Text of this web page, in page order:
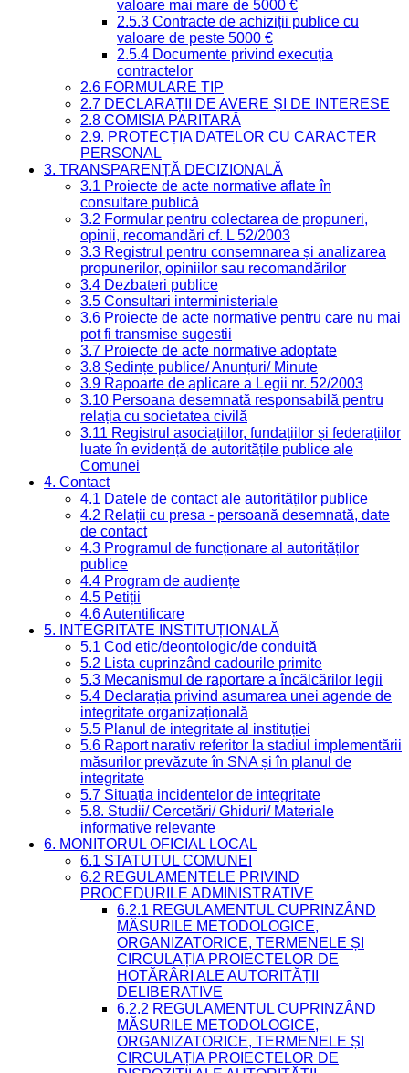
valoare mai mare de 5000 €
2.5.3 Contracte de achiziții publice cu
valoare de peste 5000 €
2.5.4 Documente privind execuția
contractelor
2.6 FORMULARE TIP
2.7 DECLARAȚII DE AVERE ȘI DE INTERESE
2.8 COMISIA PARITARĂ
2.9. PROTECȚIA DATELOR CU CARACTER
PERSONAL
3. TRANSPARENȚĂ DECIZIONALĂ
3.1 Proiecte de acte normative aflate în
consultare publică
3.2 Formular pentru colectarea de propuneri,
opinii, recomandări cf. L 52/2003
3.3 Registrul pentru consemnarea și analizarea
propunerilor, opiniilor sau recomandărilor
3.4 Dezbateri publice
3.5 Consultari interministeriale
3.6 Proiecte de acte normative pentru care nu mai
pot fi transmise sugestii
3.7 Proiecte de acte normative adoptate
3.8 Ședințe publice/ Anunțuri/ Minute
3.9 Rapoarte de aplicare a Legii nr. 52/2003
3.10 Persoana desemnată responsabilă pentru
relația cu societatea civilă
3.11 Registrul asociațiilor, fundațiilor și federațiilor
luate în evidență de autoritățile publice ale
Comunei
4. Contact
4.1 Datele de contact ale autorităților publice
4.2 Relații cu presa - persoană desemnată, date
de contact
4.3 Programul de funcționare al autorităților
publice
4.4 Program de audiențe
4.5 Petiții
4.6 Autentificare
5. INTEGRITATE INSTITUȚIONALĂ
5.1 Cod etic/deontologic/de conduită
5.2 Lista cuprinzând cadourile primite
5.3 Mecanismul de raportare a încălcărilor legii
5.4 Declarația privind asumarea unei agende de
integritate organizațională
5.5 Planul de integritate al instituției
5.6 Raport narativ referitor la stadiul implementării
măsurilor prevăzute în SNA și în planul de
integritate
5.7 Situația incidentelor de integritate
5.8. Studii/ Cercetări/ Ghiduri/ Materiale
informative relevante
6. MONITORUL OFICIAL LOCAL
6.1 STATUTUL COMUNEI
6.2 REGULAMENTELE PRIVIND
PROCEDURILE ADMINISTRATIVE
6.2.1 REGULAMENTUL CUPRINZÂND
MĂSURILE METODOLOGICE,
ORGANIZATORICE, TERMENELE ȘI
CIRCULAȚIA PROIECTELOR DE
HOTĂRÂRI ALE AUTORITĂȚII
DELIBERATIVE
6.2.2 REGULAMENTUL CUPRINZÂND
MĂSURILE METODOLOGICE,
ORGANIZATORICE, TERMENELE ȘI
CIRCULAȚIA PROIECTELOR DE